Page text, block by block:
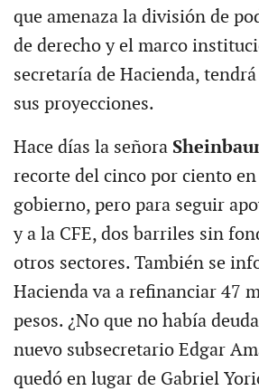
que amenaza la división de
de derecho y el marco
secretaría de Hacienda,
sus proyecciones.
Hace días la señora
recorte del cinco por ciento
gobierno, pero para seguir
y a la CFE, dos barriles sin
otros sectores. También se
Hacienda va a refinanciar 47
pesos. ¿No que no había
nuevo subsecretario Edgar
quedó en lugar de Gabriel